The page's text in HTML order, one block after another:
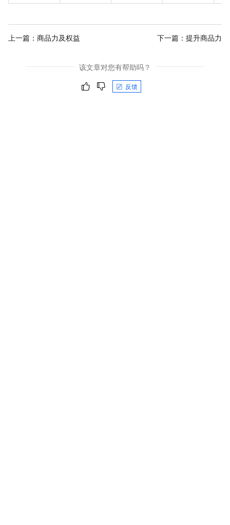
上一篇： 商品力及权益 下一篇： 提升商品力
该文章对您有帮助吗？
反馈